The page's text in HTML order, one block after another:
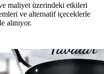
maliyet üzerindeki etkileri
ve alternatif içeceklerle
alınıyor.